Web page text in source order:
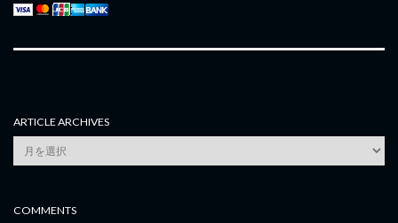
ARTICLE ARCHIVES
Article
Archives
COMMENTS